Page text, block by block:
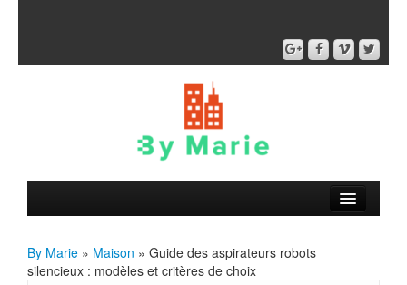
By Marie » Maison » Guide des aspirateurs robots
silencieux : modèles et critères de choix